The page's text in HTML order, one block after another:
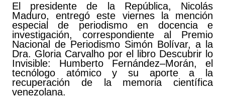
El presidente de la República, Nicolás
Maduro, entregó este viernes la mención
especial de periodismo en docencia e
investigación, correspondiente al Premio
Nacional de Periodismo Simón Bolívar, a la
Dra. Gloria Carvalho por el libro Descubrir lo
Invisible: Humberto Fernández–Morán, el
tecnólogo atómico y su aporte a la
recuperación de la memoria científica
venezolana.